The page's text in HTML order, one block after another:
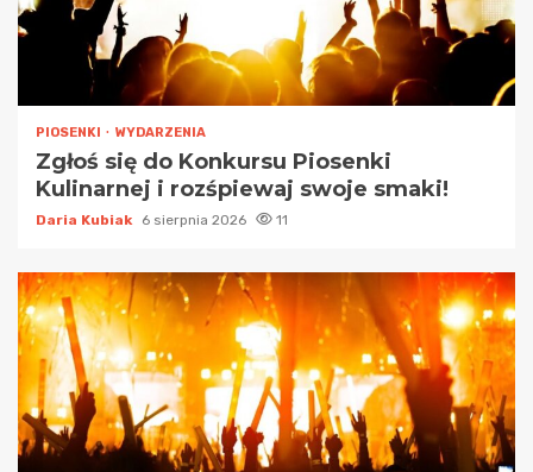
PIOSENKI WYDARZENIA
Zgłoś się do Konkursu Piosenki
Kulinarnej i rozśpiewaj swoje smaki!
Daria Kubiak 6 sierpnia 2026 11